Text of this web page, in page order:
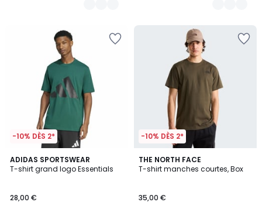
-10% DÈS 2*
ADIDAS SPORTSWEAR
T-shirt grand logo Essentials
28,00 €
4,9
/ 5
-10% DÈS 2*
THE NORTH FACE
T-shirt manches courtes, Box
35,00 €